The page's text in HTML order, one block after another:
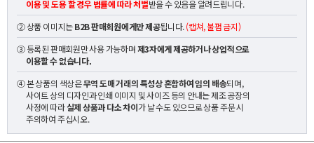
이용 및 도용 할 경우 법률에 따라 처벌받을 수 있음을 알려드립니다.
② 상품 이미지는B2B 판매회원에게만 제공됩니다.(캡쳐, 불펌 금지)
③ 등록된 판매회원만 사용 가능하며제3자에게 제공하거나 상업적으로
이용할 수 없습니다.
④ 본 상품의 색상은무역 도매 거래의 특성상 혼합하여 임의 배송되며,
사이트 상의 디자인과 인쇄 이미지 및 사이즈 등의 안내는 제조 공장의
사정에 따라실제 상품과 다소 차이가 날 수도 있으므로 상품 주문 시
주의하여 주십시오.